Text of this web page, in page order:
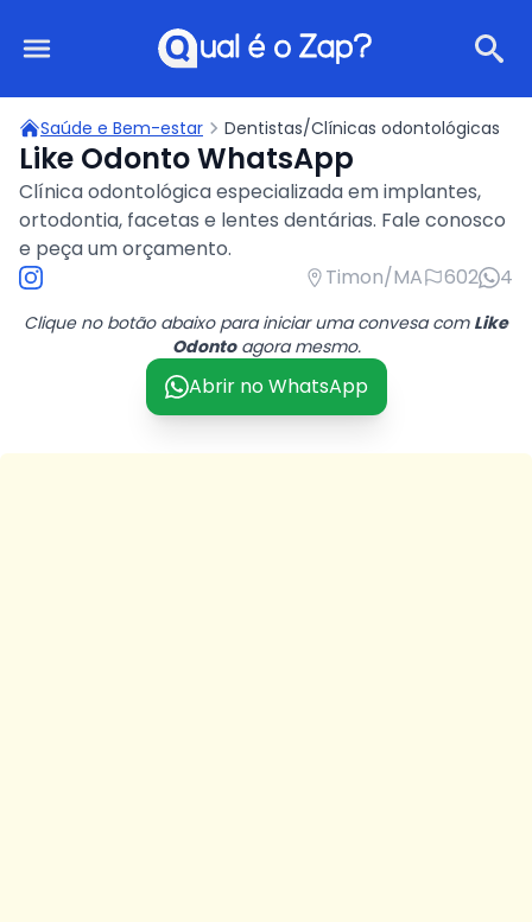
Qual é o Zap?
Saúde e Bem-estar Dentistas/Clínicas odontológicas
Like Odonto WhatsApp
Clínica odontológica especializada em implantes,
ortodontia, facetas e lentes dentárias. Fale conosco
e peça um orçamento.
Timon/MA
602 4
Clique no botão abaixo para iniciar uma convesa com Like
Odontoagora mesmo.
Abrir no WhatsApp